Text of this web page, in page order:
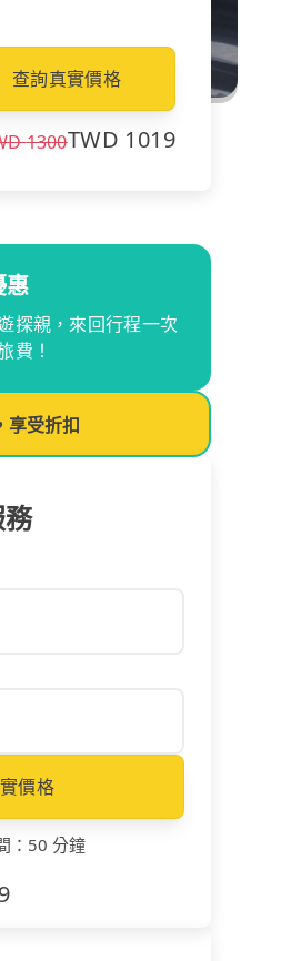
查詢真實價格
1300TWD 1019
惠
探親，來回行程一次
費！
享受折扣
價格
： 50 分鐘